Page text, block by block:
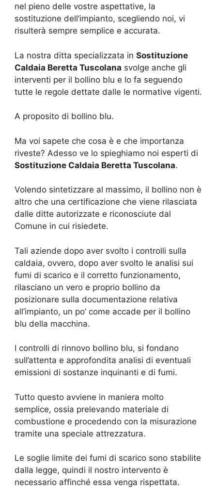
nel pieno delle vostre aspettative, la
sostituzione dell’impianto, scegliendo noi, vi
risulterà sempre semplice e accurata.
La nostra ditta specializzata in Sostituzione
Caldaia Beretta Tuscolana svolge anche gli
interventi per il bollino blu e lo fa seguendo
tutte le regole dettate dalle le normative vigenti.
A proposito di bollino blu.
Ma voi sapete che cosa è e che importanza
riveste? Adesso ve lo spieghiamo noi esperti di
Sostituzione Caldaia Beretta Tuscolana.
Volendo sintetizzare al massimo, il bollino non è
altro che una certificazione che viene rilasciata
dalle ditte autorizzate e riconosciute dal
Comune in cui risiedete.
Tali aziende dopo aver svolto i controlli sulla
caldaia, ovvero, dopo aver svolto le analisi sui
fumi di scarico e il corretto funzionamento,
rilasciano un vero e proprio bollino da
posizionare sulla documentazione relativa
all’impianto, un po’ come accade per il bollino
blu della macchina.
I controlli di rinnovo bollino blu, si fondano
sull’attenta e approfondita analisi di eventuali
emissioni di sostanze inquinanti e di fumi.
Tutto questo avviene in maniera molto
semplice, ossia prelevando materiale di
combustione e procedendo con la misurazione
tramite una speciale attrezzatura.
Le soglie limite dei fumi di scarico sono stabilite
dalla legge, quindi il nostro intervento è
necessario affinché essa venga rispettata.